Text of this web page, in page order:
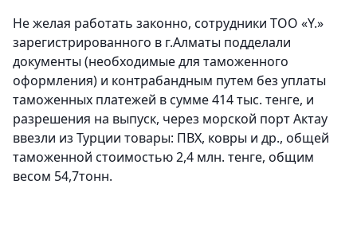
Не желая работать законно, сотрудники ТОО «Y.»
зарегистрированного в г.Алматы подделали
документы (необходимые для таможенного
оформления) и контрабандным путем без уплаты
таможенных платежей в сумме 414 тыс. тенге, и
разрешения на выпуск, через морской порт Актау
ввезли из Турции товары: ПВХ, ковры и др., общей
таможенной стоимостью 2,4 млн. тенге, общим
весом 54,7тонн.